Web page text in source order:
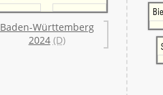
Baden-Württemberg
2024 (D)